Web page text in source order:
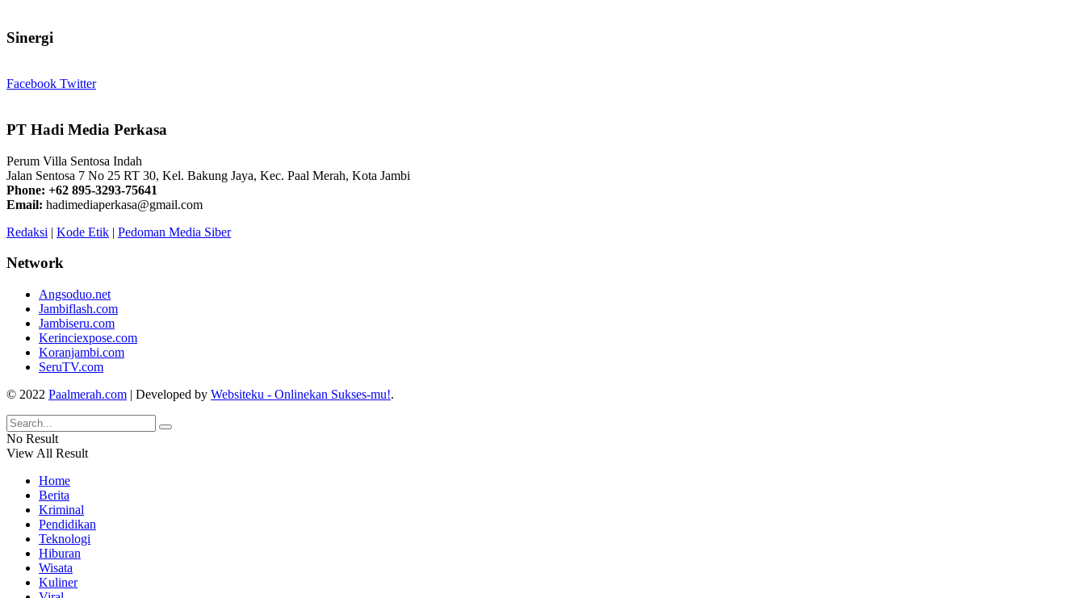
Sinergi
Facebook Twitter
PT Hadi Media Perkasa
Perum Villa Sentosa Indah
Jalan Sentosa 7 No 25 RT 30, Kel. Bakung Jaya, Kec. Paal Merah, Kota Jambi
Phone: +62 895-3293-75641
Email: hadimediaperkasa@gmail.com
Redaksi | Kode Etik | Pedoman Media Siber
Network
Angsoduo.net
Jambiflash.com
Jambiseru.com
Kerinciexpose.com
Koranjambi.com
SeruTV.com
© 2022 Paalmerah.com | Developed by Websiteku - Onlinekan Sukses-mu!.
No Result
View All Result
Home
Berita
Kriminal
Pendidikan
Teknologi
Hiburan
Wisata
Kuliner